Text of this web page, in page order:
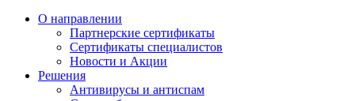
О направлении
Партнерские сертификаты
Сертификаты специалистов
Новости и Акции
Решения
Антивирусы и антиспам